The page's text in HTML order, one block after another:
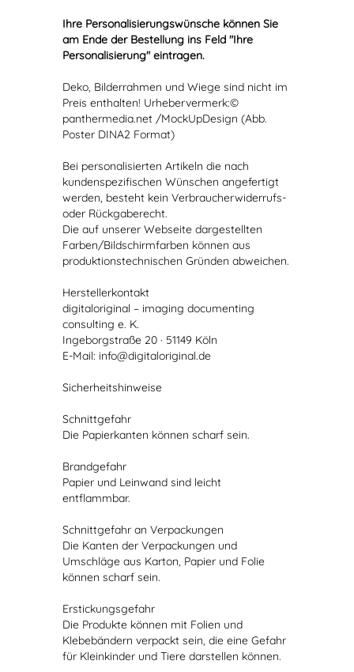
Ihre Personalisierungswünsche können Sie
am Ende der Bestellung ins Feld "Ihre
Personalisierung" eintragen.
Deko, Bilderrahmen und Wiege sind nicht im
Preis enthalten! Urhebervermerk:©
panthermedia.net /MockUpDesign (Abb.
Poster DINA2 Format)
Bei personalisierten Artikeln die nach
kundenspezifischen Wünschen angefertigt
werden, besteht kein Verbraucherwiderrufs-
oder Rückgaberecht.
Die auf unserer Webseite dargestellten
Farben/Bildschirmfarben können aus
produktionstechnischen Gründen abweichen.
Herstellerkontakt
digitaloriginal – imaging documenting
consulting e. K.
Ingeborgstraße 20 · 51149 Köln
E-Mail: info@digitaloriginal.de
Sicherheitshinweise
Schnittgefahr
Die Papierkanten können scharf sein.
Brandgefahr
Papier und Leinwand sind leicht
entflammbar.
Schnittgefahr an Verpackungen
Die Kanten der Verpackungen und
Umschläge aus Karton, Papier und Folie
können scharf sein.
Erstickungsgefahr
Die Produkte können mit Folien und
Klebebändern verpackt sein, die eine Gefahr
für Kleinkinder und Tiere darstellen können.